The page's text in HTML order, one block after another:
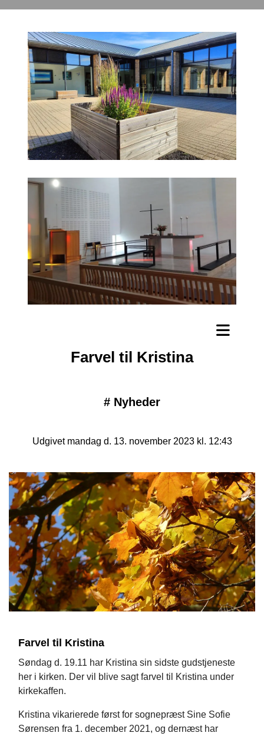
Farvel til Kristina
# Nyheder
Udgivet mandag d. 13. november 2023 kl. 12:43
Farvel til Kristina
Søndag d. 19.11 har Kristina sin sidste gudstjeneste
her i kirken. Der vil blive sagt farvel til Kristina under
kirkekaffen.
Kristina vikarierede først for sognepræst Sine Sofie
Sørensen fra 1. december 2021, og dernæst har